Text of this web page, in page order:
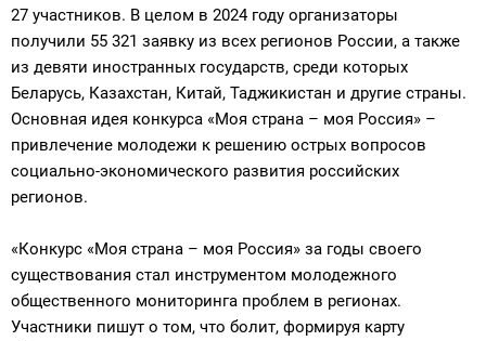
27 участников. В целом в 2024 году организаторы
получили 55 321 заявку из всех регионов России, а также
из девяти иностранных государств, среди которых
Беларусь, Казахстан, Китай, Таджикистан и другие страны.
Основная идея конкурса «Моя страна – моя Россия» –
привлечение молодежи к решению острых вопросов
социально-экономического развития российских
регионов.
«Конкурс «Моя страна – моя Россия» за годы своего
существования стал инструментом молодежного
общественного мониторинга проблем в регионах.
Участники пишут о том, что болит, формируя карту